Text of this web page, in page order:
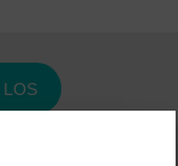
LOS